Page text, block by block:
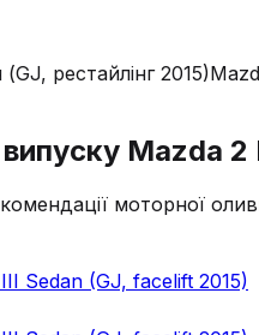
рестайлінг 2015)
випуску Mazda
моторної
Sedan (GJ, facelift 2015)